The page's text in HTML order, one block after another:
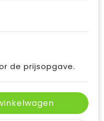
de prijsopgave.